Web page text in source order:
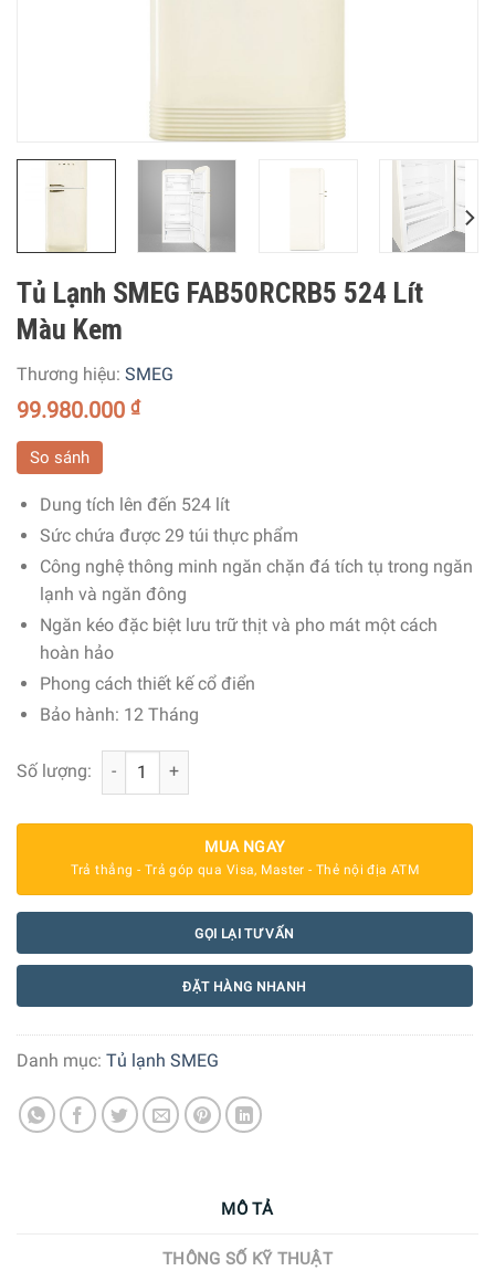
Tủ Lạnh SMEG FAB50RCRB5 524 Lít
Màu Kem
Thương hiệu: SMEG
99.980.000 ₫
So sánh
Dung tích lên đến 524 lít
Sức chứa được 29 túi thực phẩm
Công nghệ thông minh ngăn chặn đá tích tụ trong ngăn
lạnh và ngăn đông
Ngăn kéo đặc biệt lưu trữ thịt và pho mát một cách
hoàn hảo
Phong cách thiết kế cổ điển
Bảo hành: 12 Tháng
Số lượng: Tủ Lạnh SMEG FAB50RCRB5 524 Lít Màu Kem số lượng
MUA NGAY
Trả thẳng - Trả góp qua Visa, Master - Thẻ nội địa ATM
GỌI LẠI TƯ VẤN
ĐẶT HÀNG NHANH
Danh mục: Tủ lạnh SMEG
MÔ TẢ
THÔNG SỐ KỸ THUẬT